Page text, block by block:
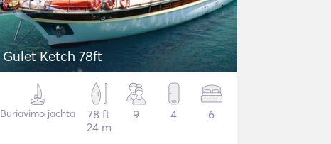
Gulet Ketch 78ft
Buriavimo jachta
78 ft
24 m
9 4 6